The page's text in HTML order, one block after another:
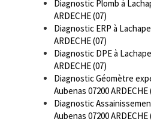
Diagnostic Plomb à
ARDECHE (07)
Diagnostic ERP à
ARDECHE (07)
Diagnostic DPE à
ARDECHE (07)
Diagnostic Géomètre
Aubenas 07200 ARDECHE
Diagnostic
Aubenas 07200 ARDECHE